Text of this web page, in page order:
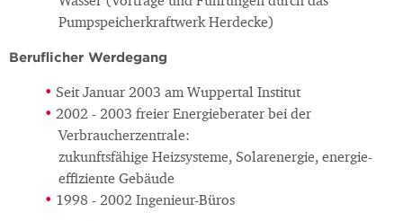
Pumpspeicherkraftwerk Herdecke)
Beruflicher Werdegang
Seit Januar 2003 am Wuppertal Institut
2002 - 2003 freier Energieberater bei der
Verbraucherzentrale:
zukunftsfähige Heizsysteme, Solarenergie, energie-
effiziente Gebäude
1998 - 2002 Ingenieur-Büros